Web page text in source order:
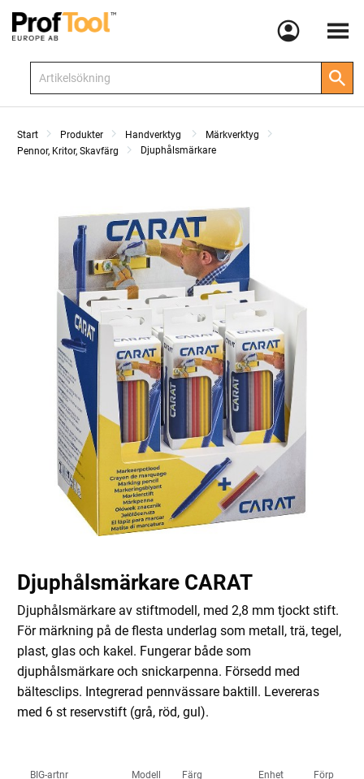
Meny
Start Produkter Handverktyg
Märkverktyg
Pennor, Kritor, Skavfärg
Djuphålsmärkare
Djuphålsmärkare CARAT
Djuphålsmärkare av stiftmodell, med 2,8 mm tjockt stift.
För märkning på de flesta underlag som metall, trä, tegel,
plast, glas och kakel. Fungerar både som
djuphålsmärkare och snickarpenna. Försedd med
bältesclips. Integrerad pennvässare baktill. Levereras
med 6 st reservstift (grå, röd, gul).
BIG-artnr
Modell
Färg
Enhet
Förp